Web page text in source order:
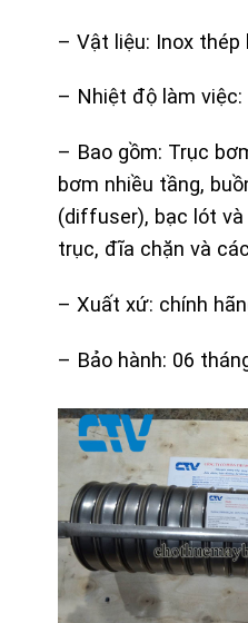
– Vật liệu: Inox thép
– Nhiệt độ làm việc:
– Bao gồm: Trục
bơm nhiều tầng,
(diffuser), bạc lót và
trục, đĩa chặn và
– Xuất xứ: chính
– Bảo hành: 06